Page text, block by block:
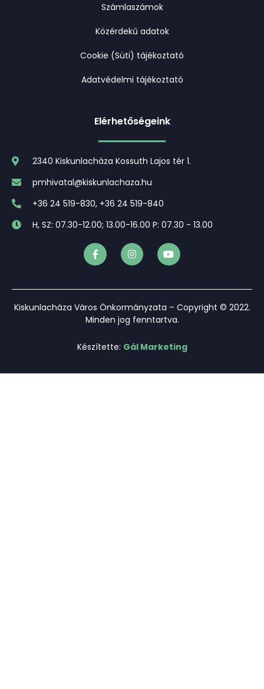
Számlaszámok
Közérdekű adatok
Cookie (Süti) tájékoztató
Adatvédelmi tájékoztató
Elérhetőségeink
2340 Kiskunlacháza Kossuth Lajos tér 1.
pmhivatal@kiskunlachaza.hu
+36 24 519-830, +36 24 519-840
H, SZ: 07.30-12.00; 13.00-16.00 P: 07.30 - 13.00
Kiskunlacháza Város Önkormányzata – Copyright © 2022.
Minden jog fenntartva.
Készítette: Gál Marketing